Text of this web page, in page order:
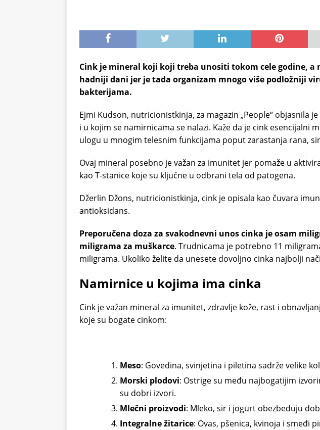
Cink je mineral koji koji treba unositi tokom cele godine, a
hadniji dani jer je tada organizam mnogo više podložniji
bakterijama.
Ejmi Kudson, nutricionistkinja, za magazin „People“ objasnila
i u kojim se namirnicama se nalazi. Kaže da je cink esencijalni
ulogu u mnogim telesnim funkcijama poput zarastanja rana,
Ovaj mineral posebno je važan za imunitet jer pomaže u
kao T-stanice koje su ključne u odbrani tela od patogena.
Džerlin Džons, nutricionistkinja, cink je opisala kao čuvara
antioksidans.
Preporučena doza za svakodnevni unos cinka je osam
miligrama za muškarce. Trudnicama je potrebno 11
miligrama. Ukoliko želite da unesete dovoljno cinka najbolji
Namirnice u kojima ima cinka
Cink je važan mineral za imunitet, zdravlje kože, rast i
koje su bogate cinkom:
Meso: Govedina, svinjetina i piletina sadrže velike
Morski plodovi: Ostrige su među najbogatijim
su dobri izvori.
Mlečni proizvodi: Mleko, sir i jogurt obezbeđuju
Integralne žitarice: Ovas, pšenica, kvinoja i smeđi